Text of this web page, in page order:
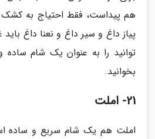
هم پیداست، فقط احتیاج به کشک
پیاز داغ و سیر داغ و نعنا داغ
توانید را به عنوان یک شام ساده
بخوانید.
21- املت
املت هم یک شام سریع و ساده